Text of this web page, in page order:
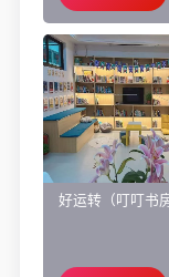
好运转（叮叮书
培训班带生源转让